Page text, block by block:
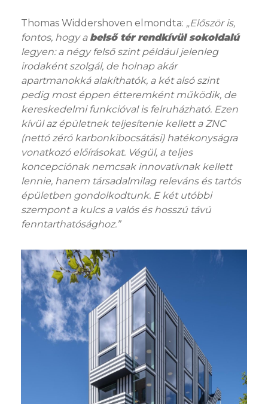
Thomas Widdershoven elmondta: „Először is,
fontos, hogy a belső tér rendkívül sokoldalú
legyen: a négy felső szint például jelenleg
irodaként szolgál, de holnap akár
apartmanokká alakíthatók, a két alsó szint
pedig most éppen étteremként működik, de
kereskedelmi funkcióval is felruházható. Ezen
kívül az épületnek teljesítenie kellett a ZNC
(nettó zéró karbonkibocsátási) hatékonyságra
vonatkozó előírásokat. Végül, a teljes
koncepciónak nemcsak innovatívnak kellett
lennie, hanem társadalmilag releváns és tartós
épületben gondolkodtunk. E két utóbbi
szempont a kulcs a valós és hosszú távú
fenntarthatósághoz.”